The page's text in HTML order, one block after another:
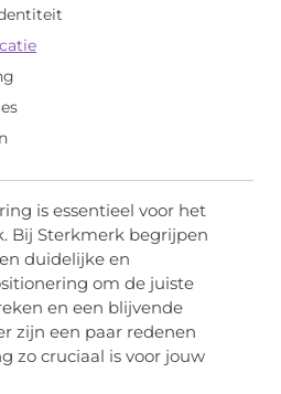
is essentieel voor het
Bij Sterkmerk begrijpen
duidelijke en
om de juiste
en een blijvende
zijn een paar redenen
zo cruciaal is voor jouw